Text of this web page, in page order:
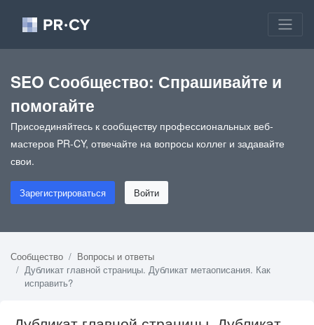
SEO Сообщество: Спрашивайте и
помогайте
Присоединяйтесь к сообществу профессиональных веб-
мастеров PR-CY, отвечайте на вопросы коллег и задавайте
свои.
Зарегистрироваться Войти
Сообщество
Вопросы и ответы
Дубликат главной страницы. Дубликат метаописания. Как
исправить?